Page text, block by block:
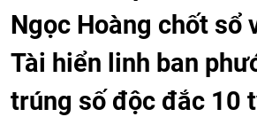
Ngọc Hoàng chốt sổ
Tài hiển linh ban
trúng số độc đắc 10